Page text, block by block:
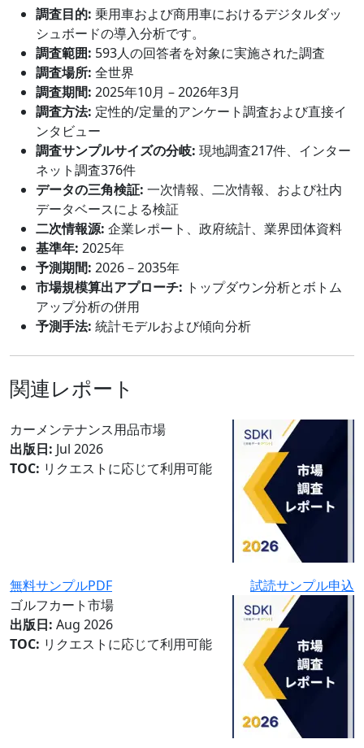
調査目的: 乗用車および商用車におけるデジタルダッ
シュボードの導入分析です。
調査範囲: 593人の回答者を対象に実施された調査
調査場所: 全世界
調査期間: 2025年10月 – 2026年3月
調査方法: 定性的/定量的アンケート調査および直接イ
ンタビュー
調査サンプルサイズの分岐: 現地調査217件、インター
ネット調査376件
データの三角検証: 一次情報、二次情報、および社内
データベースによる検証
二次情報源: 企業レポート、政府統計、業界団体資料
基準年: 2025年
予測期間: 2026－2035年
市場規模算出アプローチ: トップダウン分析とボトム
アップ分析の併用
予測手法: 統計モデルおよび傾向分析
関連レポート
カーメンテナンス用品市場
出版日: Jul 2026
TOC: リクエストに応じて利用可能
無料サンプルPDF
試読サンプル申込
ゴルフカート市場
出版日: Aug 2026
TOC: リクエストに応じて利用可能